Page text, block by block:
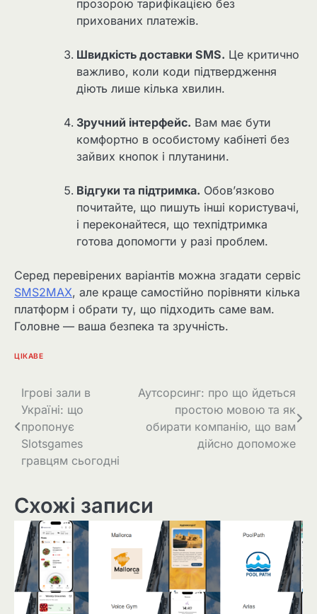
прозорою тарифікацією без
прихованих платежів.
Швидкість доставки SMS. Це критично
важливо, коли коди підтвердження
діють лише кілька хвилин.
Зручний інтерфейс. Вам має бути
комфортно в особистому кабінеті без
зайвих кнопок і плутанини.
Відгуки та підтримка. Обов’язково
почитайте, що пишуть інші користувачі,
і переконайтеся, що техпідтримка
готова допомогти у разі проблем.
Серед перевірених варіантів можна згадати сервіс
SMS2MAX, але краще самостійно порівняти кілька
платформ і обрати ту, що підходить саме вам.
Головне — ваша безпека та зручність.
ЦІКАВЕ
Навігація
записів
Ігрові зали в
Україні: що
пропонує
Slotsgames
гравцям сьогодні
Аутсорсинг: про що йдеться
простою мовою та як
обирати компанію, що вам
дійсно допоможе
Схожі записи